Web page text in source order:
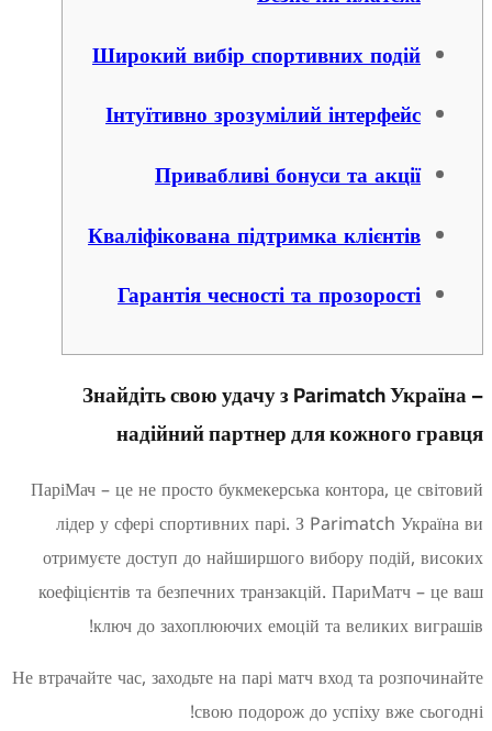
Широкий вибір спортивних подій
Інтуїтивно зрозумілий інтерфейс
Привабливі бонуси та акції
Кваліфікована підтримка клієнтів
Гарантія чесності та прозорості
Знайдіть свою удачу з Parimatch
надійний партнер для кожного
ПаріМач – це не просто букмекерська контора, це
лідер у сфері спортивних парі. З Parimatch
отримуєте доступ до найширшого вибору подій,
коефіцієнтів та безпечних транзакцій. ПариМатч
ключ до захоплюючих емоцій та великих
Не втрачайте час, заходьте на парі матч вход та
свою подорож до успіху вже